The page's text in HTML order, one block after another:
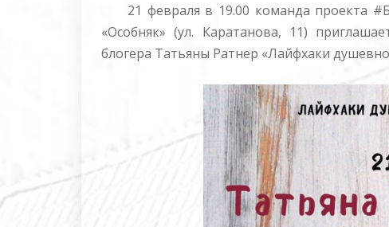
21 февраля в 19.00 команда проекта
«Особняк» (ул. Каратанова, 11)
блогера Татьяны Ратнер «Лайфхаки